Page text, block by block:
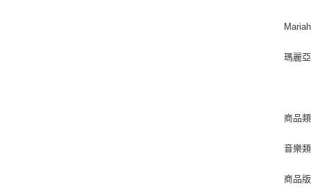
瑪麗
商品
音樂
商品